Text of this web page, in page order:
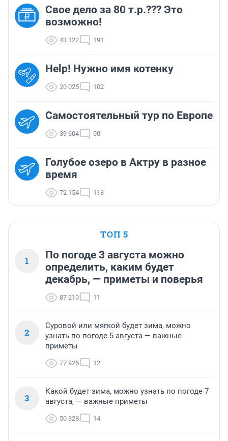
Свое дело за 80 т.р.??? Это
возможно!
43 122 191
Help! Нужно имя котенку
20 025 102
Самостоятельный тур по Европе
39 604 90
Голубое озеро в Актру в разное
время
72 154 118
ТОП 5
1
По погоде 3 августа можно
определить, каким будет
декабрь, — приметы и поверья
87 210 11
2
Суровой или мягкой будет зима, можно
узнать по погоде 5 августа — важные
приметы
77 925 12
3
Какой будет зима, можно узнать по погоде 7
августа, — важные приметы
50 328 14